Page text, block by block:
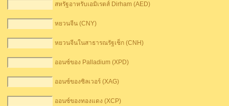
สหรัฐอาหรับเอมิเรตส์ Dirham (AED)
หยวนจีน (CNY)
หยวนจีนในสาธารณรัฐเช็ก (CNH)
ออนซ์ของ Palladium (XPD)
ออนซ์ของซิลเวอร์ (XAG)
ออนซ์ของทองแดง (XCP)